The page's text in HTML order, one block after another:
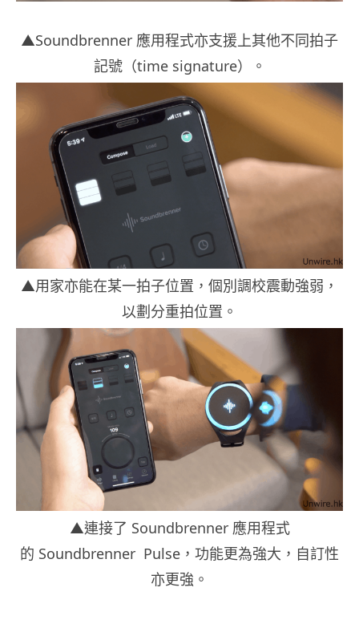
▲Soundbrenner 應用程式亦支援上其他不同拍子
記號（time signature）。
▲用家亦能在某一拍子位置，個別調校震動強弱，
以劃分重拍位置。
▲連接了 Soundbrenner 應用程式
的 Soundbrenner Pulse，功能更為強大，自訂性
亦更強。